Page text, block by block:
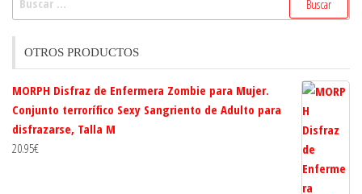
OTROS PRODUCTOS
MORPH Disfraz de Enfermera Zombie para Mujer.
Conjunto terrorífico Sexy Sangriento de Adulto para
disfrazarse, Talla M
20.95€